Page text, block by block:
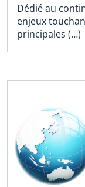
Dédié au
enjeux
principales (…)